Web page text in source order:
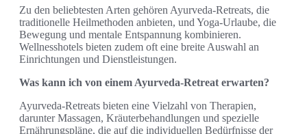
Zu den beliebtesten Arten gehören Ayurveda-Retreats, die
traditionelle Heilmethoden anbieten, und Yoga-Urlaube, die
Bewegung und mentale Entspannung kombinieren.
Wellnesshotels bieten zudem oft eine breite Auswahl an
Einrichtungen und Dienstleistungen.
Was kann ich von einem Ayurveda-Retreat erwarten?
Ayurveda-Retreats bieten eine Vielzahl von Therapien,
darunter Massagen, Kräuterbehandlungen und spezielle
Ernährungspläne, die auf die individuellen Bedürfnisse der